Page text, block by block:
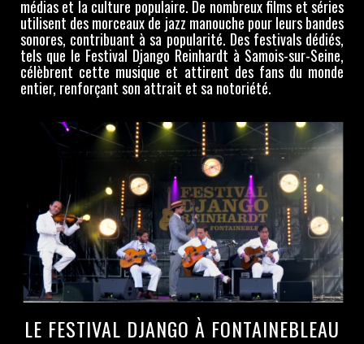
médias et la culture populaire. De nombreux films et séries
utilisent des morceaux de jazz manouche pour leurs bandes
sonores, contribuant à sa popularité. Des festivals dédiés,
tels que le Festival Django Reinhardt à Samois-sur-Seine,
célèbrent cette musique et attirent des fans du monde
entier, renforçant son attrait et sa notoriété.
LE FESTIVAL DJANGO À FONTAINEBLEAU